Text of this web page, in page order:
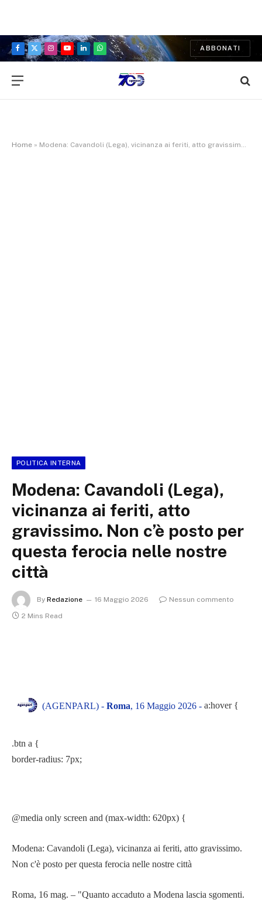
Facebook
X
Instagram
YouTubeLinkedInWhatsApp
ABBONATI
Home » Modena: Cavandoli (Lega), vicinanza ai feriti, atto gravissimo. Non c’è posto per questa ferocia nelle nostre città
POLITICA INTERNA
Modena: Cavandoli (Lega),
vicinanza ai feriti, atto
gravissimo. Non c’è posto per
questa ferocia nelle nostre
città
By Redazione 16 Maggio 2026
Nessun commento
2 Mins Read
(AGENPARL) - Roma, 16 Maggio 2026 - a:hover {
.btn a {
border-radius: 7px;
@media only screen and (max-width: 620px) {
Modena: Cavandoli (Lega), vicinanza ai feriti, atto gravissimo.
Non c'è posto per questa ferocia nelle nostre città
Roma, 16 mag. – "Quanto accaduto a Modena lascia sgomenti.